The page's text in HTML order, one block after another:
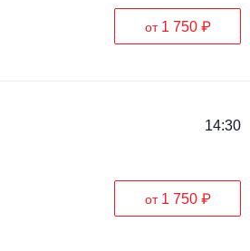
от 1 750 ₽
14:30
от 1 750 ₽